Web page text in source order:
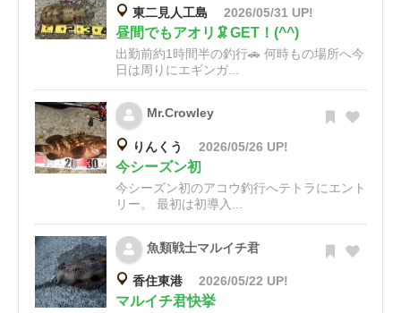
東二見人工島 2026/05/31 UP!
昼間でもアオリ🦑GET！(^^)
出勤前約1時間半の釣行🚗 何時もの場所へ今
日は周りにエギンガ...
Mr.Crowley
りんくう 2026/05/26 UP!
今シーズン初
今シーズン初のアコウ釣行へテトラにエント
リー。 最初は初導入...
魚類戦士マルイチ君
香住東港 2026/05/22 UP!
マルイチ君快挙